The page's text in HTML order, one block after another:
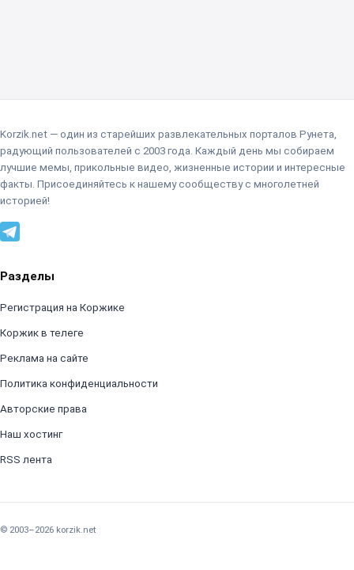
Korzik.net — один из старейших развлекательных порталов Рунета,
радующий пользователей с 2003 года. Каждый день мы собираем
лучшие мемы, прикольные видео, жизненные истории и интересные
факты. Присоединяйтесь к нашему сообществу с многолетней
историей!
Разделы
Регистрация на Коржике
Коржик в телеге
Реклама на сайте
Политика конфиденциальности
Авторские права
Наш хостинг
RSS лента
© 2003–2026 korzik.net